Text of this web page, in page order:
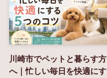
川崎市でペットと暮らす方
へ｜忙しい毎日を快適にす